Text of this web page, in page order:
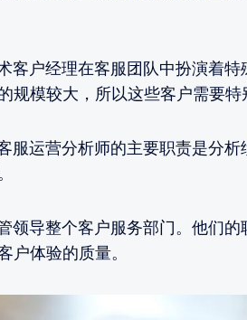
户经理在客服团队中扮演着特
规模较大，所以这些客户需要特
运营分析师的主要职责是分析
导整个客户服务部门。他们的
户体验的质量。